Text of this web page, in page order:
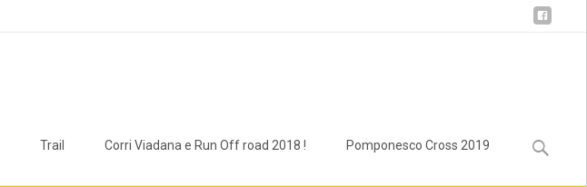
Trail Corri Viadana e Run Off road 2018 ! Pomponesco Cross 2019
Ricerca
per: